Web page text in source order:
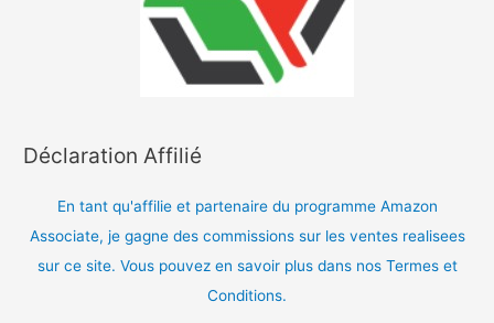
Déclaration Affilié
En tant qu'affilie et partenaire du programme Amazon
Associate, je gagne des commissions sur les ventes realisees
sur ce site. Vous pouvez en savoir plus dans nos Termes et
Conditions.